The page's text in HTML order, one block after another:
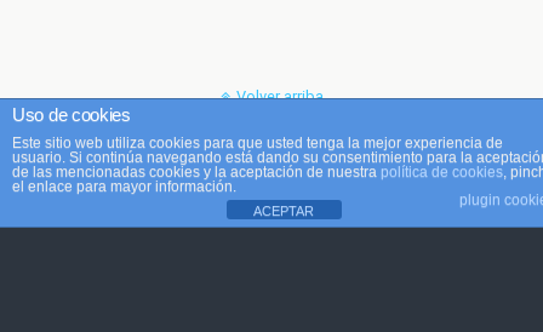
Volver arriba
Móvil Escritorio
Uso de cookies
Este sitio web utiliza cookies para que usted tenga la mejor experiencia de
usuario. Si continúa navegando está dando su consentimiento para la
de las mencionadas cookies y la aceptación de nuestra política de cookies,
el enlace para mayor información.
plugin
ACEPTAR